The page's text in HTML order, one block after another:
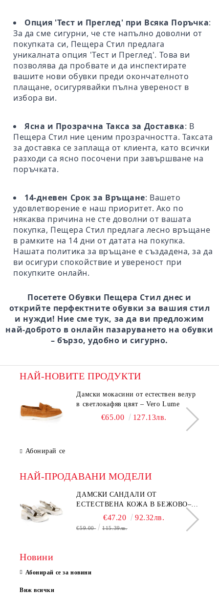
Опция 'Тест и Преглед' при Всяка Поръчка:
За да сме сигурни, че сте напълно доволни от
покупката си, Пещера Стил предлага
уникалната опция 'Тест и Преглед'. Това ви
позволява да пробвате и да инспектирате
вашите нови обувки преди окончателното
плащане, осигурявайки пълна увереност в
избора ви.
Ясна и Прозрачна Такса за Доставка: В
Пещера Стил ние ценим прозрачността. Таксата
за доставка се заплаща от клиента, като всички
разходи са ясно посочени при завършване на
поръчката.
14-дневен Срок за Връщане: Вашето
удовлетворение е наш приоритет. Ако по
някаква причина не сте доволни от вашата
покупка, Пещера Стил предлага лесно връщане
в рамките на 14 дни от датата на покупка.
Нашата политика за връщане е създадена, за да
ви осигури спокойствие и увереност при
покупките онлайн.
Посетете Обувки Пещера Стил днес и
открийте перфектните обувки за вашия стил
и нужди! Ние сме тук, за да ви предложим
най-доброто в онлайн пазаруването на обувки
– бързо, удобно и сигурно.
НАЙ-НОВИТЕ ПРОДУКТИ
Дамски мокасини от естествен велур
в светлокафяв цвят – Vero Lume
€65.00 127.13лв.
Абонирай се
НАЙ-ПРОДАВАНИ МОДЕЛИ
ДАМСКИ САНДАЛИ ОТ
ЕСТЕСТВЕНА КОЖА В БЕЖОВО–
МОДЕЛ NOVA.
€47.20 92.32лв.
€59.00 115.39лв.
Новини
Абонирай се за новини
Виж всички